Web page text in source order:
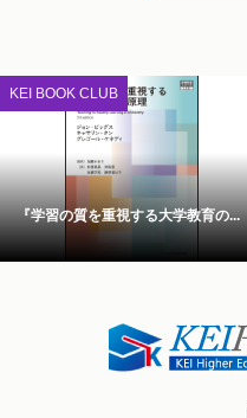
KEI BOOK CLUB
『学習の質を重視する大学教育の...